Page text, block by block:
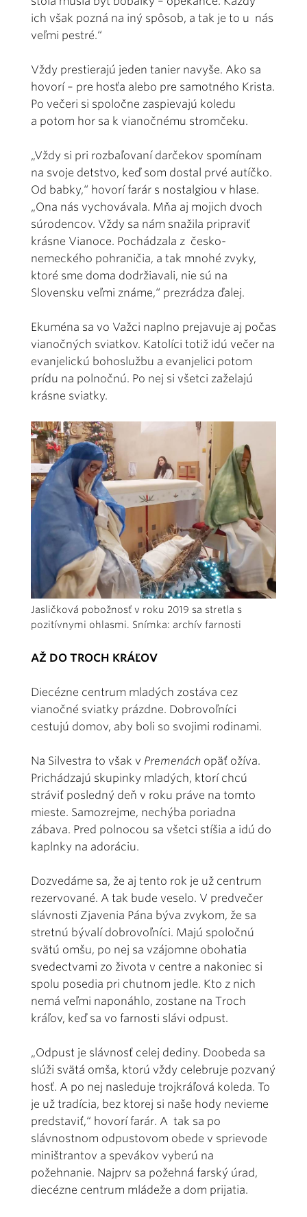
ich však pozná na iný spôsob, a tak je to u nás
veľmi pestré.“
Vždy prestierajú jeden tanier navyše. Ako sa
hovorí – pre hosťa alebo pre samotného Krista.
Po večeri si spoločne zaspievajú koledu
a potom hor sa k vianočnému stromčeku.
„Vždy si pri rozbaľovaní darčekov spomínam
na svoje detstvo, keď som dostal prvé autíčko.
Od babky,“ hovorí farár s nostalgiou v hlase.
„Ona nás vychovávala. Mňa aj mojich dvoch
súrodencov. Vždy sa nám snažila pripraviť
krásne Vianoce. Pochádzala z česko-
nemeckého pohraničia, a tak mnohé zvyky,
ktoré sme doma dodržiavali, nie sú na
Slovensku veľmi známe,“ prezrádza ďalej.
Ekuména sa vo Važci naplno prejavuje aj počas
vianočných sviatkov. Katolíci totiž idú večer na
evanjelickú bohoslužbu a evanjelici potom
prídu na polnočnú. Po nej si všetci zaželajú
krásne sviatky.
Jasličková pobožnosť v roku 2019 sa stretla s
pozitívnymi ohlasmi. Snímka: archív farnosti
AŽ DO TROCH KRÁĽOV
Diecézne centrum mladých zostáva cez
vianočné sviatky prázdne. Dobrovoľníci
cestujú domov, aby boli so svojimi rodinami.
Na Silvestra to však v Premenách opäť ožíva.
Prichádzajú skupinky mladých, ktorí chcú
stráviť posledný deň v roku práve na tomto
mieste. Samozrejme, nechýba poriadna
zábava. Pred polnocou sa všetci stíšia a idú do
kaplnky na adoráciu.
Dozvedáme sa, že aj tento rok je už centrum
rezervované. A tak bude veselo. V predvečer
slávnosti Zjavenia Pána býva zvykom, že sa
stretnú bývalí dobrovoľníci. Majú spoločnú
svätú omšu, po nej sa vzájomne obohatia
svedectvami zo života v centre a nakoniec si
spolu posedia pri chutnom jedle. Kto z nich
nemá veľmi naponáhlo, zostane na Troch
kráľov, keď sa vo farnosti slávi odpust.
„Odpust je slávnosť celej dediny. Doobeda sa
slúži svätá omša, ktorú vždy celebruje pozvaný
hosť. A po nej nasleduje trojkráľová koleda. To
je už tradícia, bez ktorej si naše hody nevieme
predstaviť,“ hovorí farár. A tak sa po
slávnostnom odpustovom obede v sprievode
miništrantov a spevákov vyberú na
požehnanie. Najprv sa požehná farský úrad,
diecézne centrum mládeže a dom prijatia.